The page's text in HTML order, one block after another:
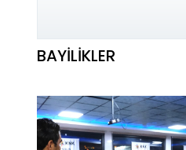
BAYILIKLER